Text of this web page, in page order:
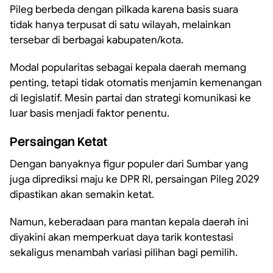
Pileg berbeda dengan pilkada karena basis suara
tidak hanya terpusat di satu wilayah, melainkan
tersebar di berbagai kabupaten/kota.
Modal popularitas sebagai kepala daerah memang
penting, tetapi tidak otomatis menjamin kemenangan
di legislatif. Mesin partai dan strategi komunikasi ke
luar basis menjadi faktor penentu.
Persaingan Ketat
Dengan banyaknya figur populer dari Sumbar yang
juga diprediksi maju ke DPR RI, persaingan Pileg 2029
dipastikan akan semakin ketat.
Namun, keberadaan para mantan kepala daerah ini
diyakini akan memperkuat daya tarik kontestasi
sekaligus menambah variasi pilihan bagi pemilih.